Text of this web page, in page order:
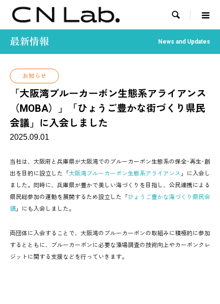

最新情報 News and Updates
お知らせ
「大阪湾ブルーカーボン生態系アライアンス
（MOBA）」「ひょうご豊かな街づくり県民
会議」に入会しました
2025.09.01
当社は、大阪府と兵庫県が大阪湾でのブルーカーボン生態系の保全･再生･創
出を目的に設立した「 大阪湾ブルーカーボン生態系アライアンス 」に入会し
ました。同時に、兵庫県が豊かで美しい海づくりを目指し、公民連携による
県民総参加の運動を展開するため設立した「 ひょうご豊かな海づくり県民会
議」にも入会しました。
両団体に入会することで、大阪湾のブルーカーボンの取組みに積極的に参加
するとともに、ブルーカーボンに必要な藻場調査の技術向上やカーボンクレ
ジットに関する支援などを行っていきます。